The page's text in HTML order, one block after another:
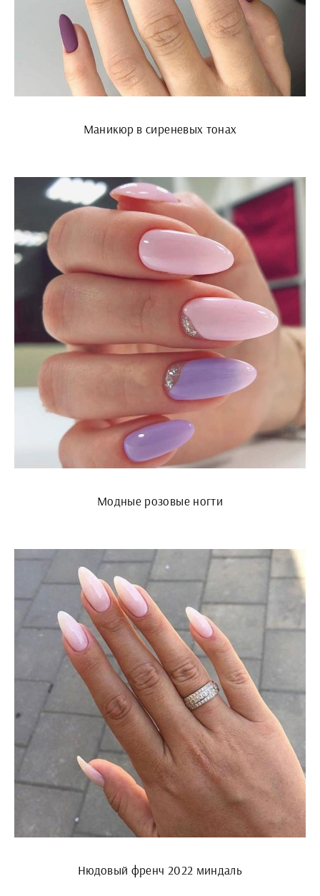
Маникюр в сиреневых тонах
Модные розовые ногти
Нюдовый френч 2022 миндаль